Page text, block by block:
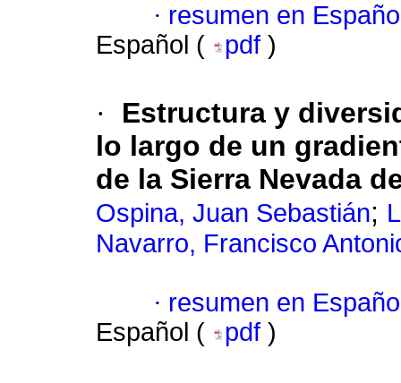
· resumen en
Español (
pdf )
·
Estructura y
lo largo de un
de la Sierra Nevada
Ospina, Juan Sebastián;
Navarro, Francisco
· resumen en
Español (
pdf )